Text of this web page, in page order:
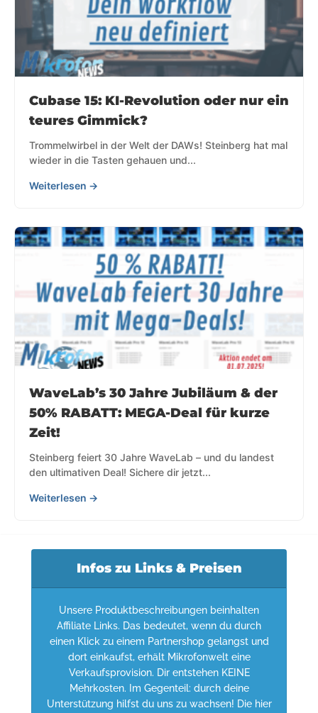
Cubase 15: KI-Revolution oder nur ein
teures Gimmick?
Trommelwirbel in der Welt der DAWs! Steinberg hat mal
wieder in die Tasten gehauen und...
Weiterlesen →
WaveLab’s 30 Jahre Jubiläum & der
50% RABATT: MEGA-Deal für kurze
Zeit!
Steinberg feiert 30 Jahre WaveLab – und du landest
den ultimativen Deal! Sichere dir jetzt...
Weiterlesen →
Infos zu Links & Preisen
Unsere Produktbeschreibungen beinhalten
Affiliate Links. Das bedeutet, wenn du durch
einen Klick zu einem Partnershop gelangst und
dort einkaufst, erhält Mikrofonwelt eine
Verkaufsprovision. Dir entstehen KEINE
Mehrkosten. Im Gegenteil: durch deine
Unterstützung hilfst du uns zu wachsen! Die hier